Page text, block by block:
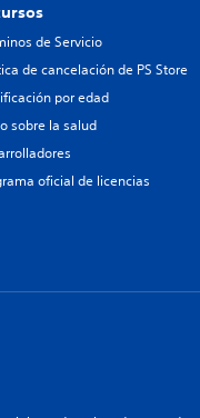
de Servicio
de cancelación de PS Store
por edad
sobre la salud
oficial de licencias